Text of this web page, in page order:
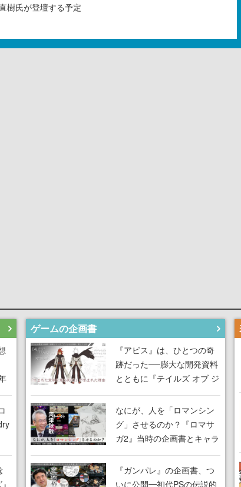
樹氏が登壇する予定
ゲームの企画書
『アビス』は、ひとつの奇
跡だった──膨大な開発資料
とともに『テイルズ オブ ジ
アビス』開発陣に聞く、
「生まれた意味を知る
RPG」が生まれた理由【ゲ
ームの企画書】
なにが、人を「ロマンシン
グ」させるのか？『ロマサ
ガ2』当時の企画書とキャラ
設定画から迫る、河津秋敏
がRPGに生み出した「ロマ
ン」の正体とは【ゲームの
『ガンパレ』の企画書、つ
いに公開━初代PSの伝説的